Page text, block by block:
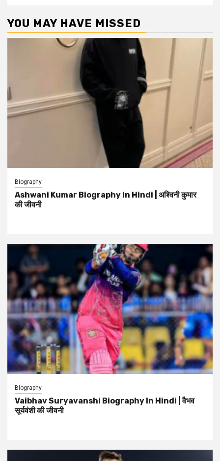
YOU MAY HAVE MISSED
Biography
Ashwani Kumar Biography In Hindi | अश्विनी कुमार
की जीवनी
Biography
Vaibhav Suryavanshi Biography In Hindi | वैभव
सूर्यवंशी की जीवनी